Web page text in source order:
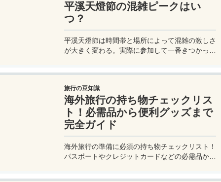
平溪天燈節の混雑ピークはい
つ？
平溪天燈節は時間帯と場所によって混雑の激しさ
が大きく変わる。実際に参加して一番きつかった
旅行の豆知識
海外旅行の持ち物チェックリス
ト！必需品から便利グッズまで
完全ガイド
海外旅行の準備に必須の持ち物チェックリスト！
パスポートやクレジットカードなどの必需品か